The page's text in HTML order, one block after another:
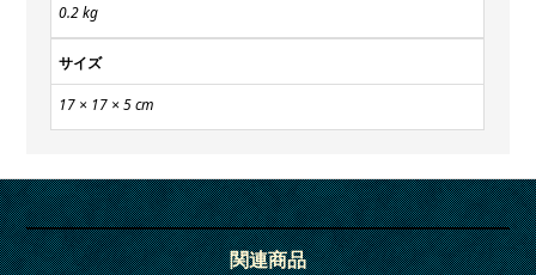
0.2 kg
サイズ
17 × 17 × 5 cm
関連商品